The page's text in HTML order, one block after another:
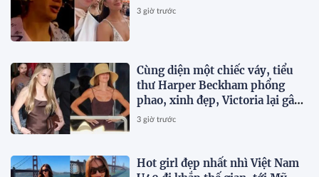
3 giờ trước
Cùng diện một chiếc váy, tiểu
thư Harper Beckham phổng
phao, xinh đẹp, Victoria lại gây
chú ý vì vóc dáng gầy gò
3 giờ trước
Hot girl đẹp nhất nhì Việt Nam